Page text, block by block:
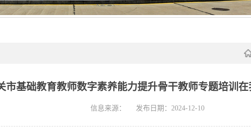
市基础教育教师数字素养能力提升骨干教师专题培训
信息来源： 发布日期：2024-12-10